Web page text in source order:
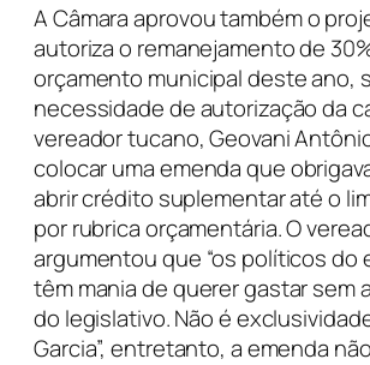
A Câmara aprovou também o
autoriza o remanejamento de
orçamento municipal deste ano,
necessidade de autorização da
vereador tucano, Geovani
colocar uma emenda que
abrir crédito suplementar até o
por rubrica orçamentária. O
argumentou que “os políticos do
têm mania de querer gastar sem
do legislativo. Não é
Garcia”, entretanto, a emenda